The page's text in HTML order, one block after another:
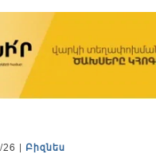
| Բիզնես
ներկայացվեց